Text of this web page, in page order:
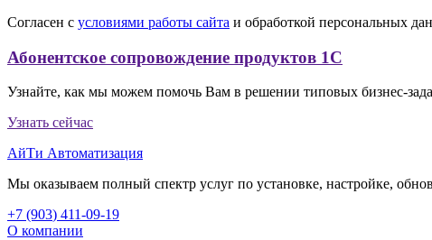
Согласен с условиями работы сайта и обработкой персональных
Абонентское сопровождение продуктов 1C
Узнайте, как мы можем помочь Вам в решении типовых бизнес-
Узнать сейчас
АйТи Автоматизация
Мы оказываем полный спектр услуг по установке, настройке,
+7 (903) 411-09-19
О компании